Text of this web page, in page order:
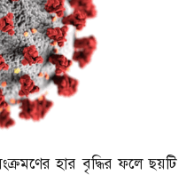
হার বৃদ্ধির ফলে ছয়টি